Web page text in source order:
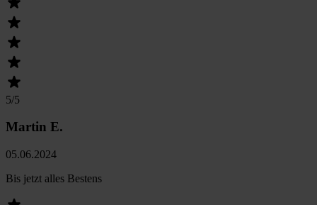
5/5
Martin E.
05.06.2024
Bis jetzt alles Bestens